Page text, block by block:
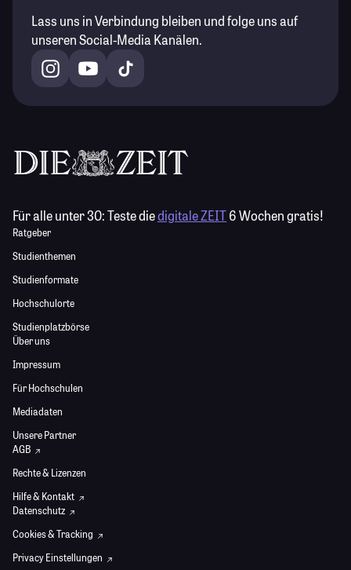
Lass uns in Verbindung bleiben und folge uns auf
unseren Social-Media Kanälen.
Für alle unter 30:Teste diedigitale ZEIT6 Wochen gratis!
Ratgeber
Studienthemen
Studienformate
Hochschulorte
Studienplatzbörse
Über uns
Impressum
Für Hochschulen
Mediadaten
Unsere Partner
AGB
Rechte & Lizenzen
Hilfe & Kontakt
Datenschutz
Cookies & Tracking
Privacy Einstellungen